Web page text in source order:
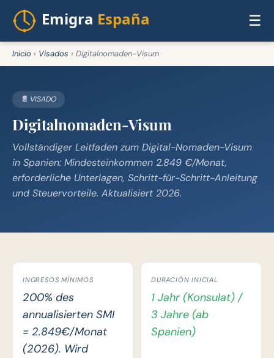
☰
Inicio › Visados › Digitalnomaden-Visum
📄 VISADO
Digitalnomaden-Visum
Vollständiger Leitfaden zum Digital-Nomaden-Visum
in Spanien: Mindesteinkommen 2.849 €/Monat,
erforderliche Unterlagen, Schritt-für-Schritt-Anleitung
und Steuervorteile. Aktualisiert 2026.
INGRESOS MÍNIMOS
200% des
annualisierten SMI
= 2.849€/Monat
(2026). Wird
DURACIÓN INICIAL
1 Jahr (Konsulat) /
3 Jahre (ab
Spanien)